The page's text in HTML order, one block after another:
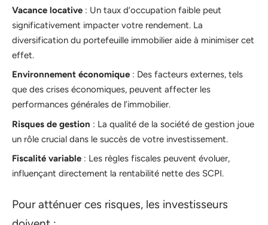
Vacance locative : Un taux d’occupation faible peut
significativement impacter votre rendement. La
diversification du portefeuille immobilier aide à minimiser cet
effet.
Environnement économique : Des facteurs externes, tels
que des crises économiques, peuvent affecter les
performances générales de l’immobilier.
Risques de gestion : La qualité de la société de gestion joue
un rôle crucial dans le succès de votre investissement.
Fiscalité variable : Les règles fiscales peuvent évoluer,
influençant directement la rentabilité nette des SCPI.
Pour atténuer ces risques, les investisseurs